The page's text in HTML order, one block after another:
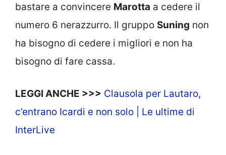
bastare a convincere Marotta a cedere il
numero 6 nerazzurro. Il gruppo Suning non
ha bisogno di cedere i migliori e non ha
bisogno di fare cassa.
LEGGI ANCHE >>> Clausola per Lautaro,
c’entrano Icardi e non solo | Le ultime di
InterLive